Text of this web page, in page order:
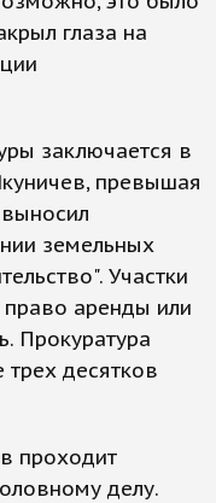
глаза на
заключается в
превышая
земельных
Участки
аренды или
Прокуратура
десятков
проходит
делу.